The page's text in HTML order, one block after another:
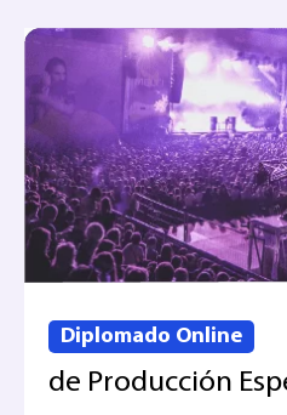
Diplomado Online
de Producción